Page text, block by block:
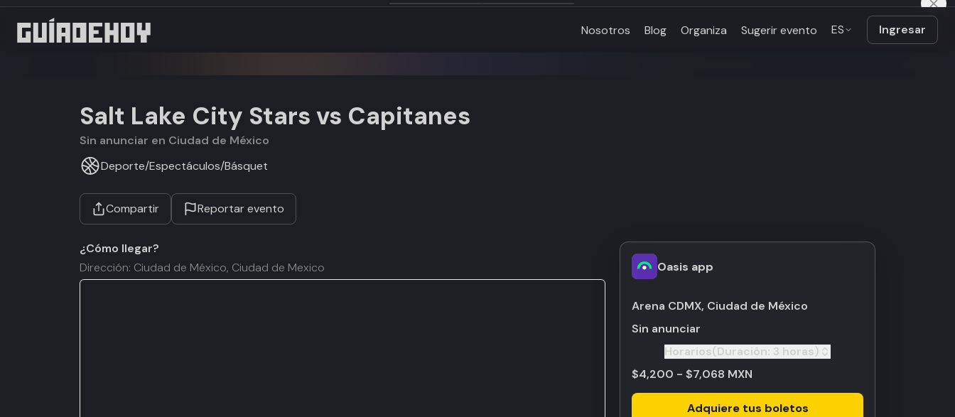
Nosotros Blog Organiza Sugerir evento ES Ingresar
Salt Lake City Stars vs Capitanes
Sin anunciar en Ciudad de México
Deporte/Espectáculos/Básquet
Compartir Reportar evento
Oasis app
Arena CDMX, Ciudad de México
Sin anunciar
Horarios(Duración: 3 horas)
Toggle
$4,200 - $7,068 MXN
Adquiere tus boletos
¿Cómo llegar?
Dirección: Ciudad de México, Ciudad de Mexico